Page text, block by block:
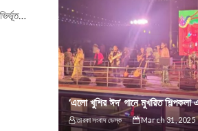
‘এলো খুশির ঈদ’ গানে মুখরিত শিল্পকলা
তারকা সংবাদ ডেস্ক March 31, 2025